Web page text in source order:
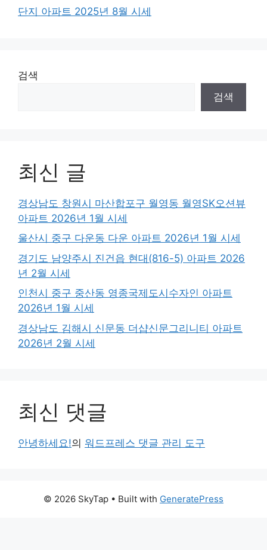
단지 아파트 2025년 8월 시세
검색
검색
최신 글
경상남도 창원시 마산합포구 월영동 월영SK오션뷰
아파트 2026년 1월 시세
울산시 중구 다운동 다운 아파트 2026년 1월 시세
경기도 남양주시 진건읍 현대(816-5) 아파트 2026
년 2월 시세
인천시 중구 중산동 영종국제도시수자인 아파트
2026년 1월 시세
경상남도 김해시 신문동 더샵신문그리니티 아파트
2026년 2월 시세
최신 댓글
안녕하세요!의 워드프레스 댓글 관리 도구
© 2026 SkyTap • Built with GeneratePress